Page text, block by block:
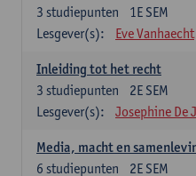
1E SEM
3 studiepunten
Lesgever(s):
Eve Vanhaecht
Inleiding tot het recht
2E SEM
3 studiepunten
Lesgever(s):
Josephine De
Media, macht en
2E SEM
6 studiepunten